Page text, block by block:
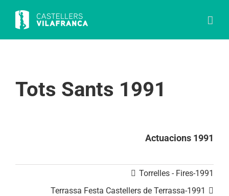
content
Tots Sants 1991
Actuacions 1991
Torrelles - Fires-1991
Terrassa Festa Castellers de Terrassa-1991